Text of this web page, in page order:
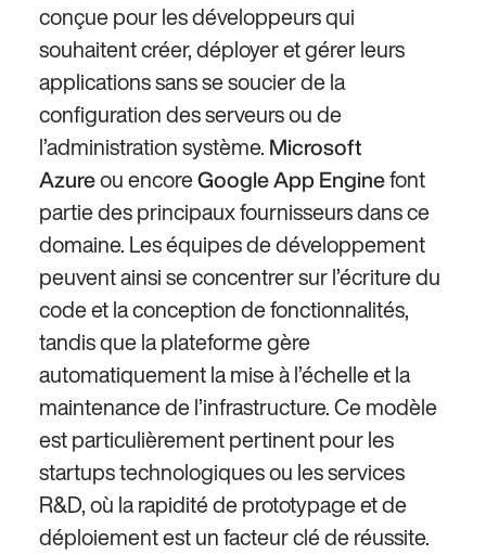
conçue pour les développeurs qui
souhaitent créer, déployer et gérer leurs
applications sans se soucier de la
configuration des serveurs ou de
l’administration système. Microsoft
Azureou encoreGoogle App Enginefont
partie des principaux fournisseurs dans ce
domaine. Les équipes de développement
peuvent ainsi se concentrer sur l’écriture du
code et la conception de fonctionnalités,
tandis que la plateforme gère
automatiquement la mise à l’échelle et la
maintenance de l’infrastructure. Ce modèle
est particulièrement pertinent pour les
startups technologiques ou les services
R&D, où la rapidité de prototypage et de
déploiement est un facteur clé de réussite.